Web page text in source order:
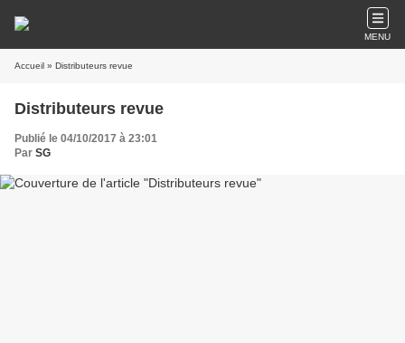
MENU
Accueil » Distributeurs revue
Distributeurs revue
Publié le 04/10/2017 à 23:01
Par SG